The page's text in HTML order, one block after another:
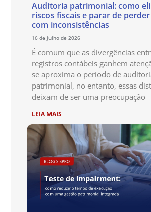
Auditoria patrimonial: como
riscos fiscais e parar de
com inconsistências
16 de julho de 2026
É comum que as divergências
registros contábeis ganhem
se aproxima o período de
patrimonial, no entanto, essas
deixam de ser uma preocupação
LEIA MAIS